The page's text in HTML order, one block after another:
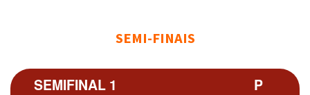
SEMI-FINAIS
P
SEMIFINAL 1